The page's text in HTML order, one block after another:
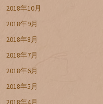
2018年10月
2018年9月
2018年8月
2018年7月
2018年6月
2018年5月
2018年4月